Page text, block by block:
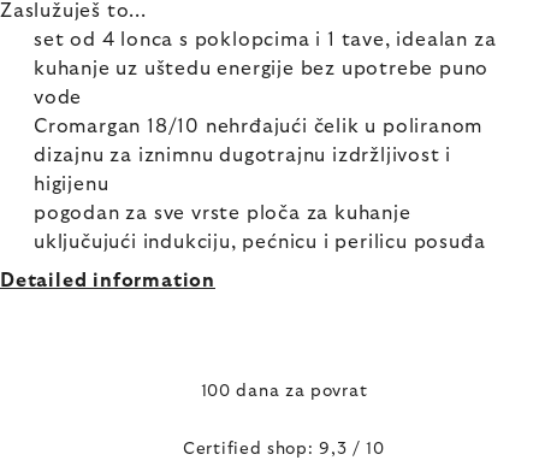
Zaslužuješ to...
set od 4 lonca s poklopcima i 1 tave, idealan za
kuhanje uz uštedu energije bez upotrebe puno
vode
Cromargan 18/10 nehrđajući čelik u poliranom
dizajnu za iznimnu dugotrajnu izdržljivost i
higijenu
pogodan za sve vrste ploča za kuhanje
uključujući indukciju, pećnicu i perilicu posuđa
Detailed information
100 dana za povrat
Certified shop: 9,3 / 10